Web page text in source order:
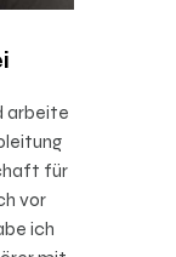
arbeite
für
vor
ich